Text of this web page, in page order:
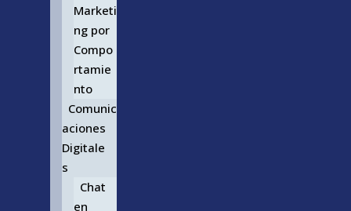
Marketi
ng por
Compo
rtamie
nto
Comunic
aciones
Digitale
s
Chat
en